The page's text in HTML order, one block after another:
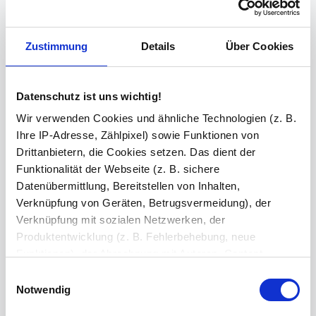
Zustimmung Details Über Cookies
Datenschutz ist uns wichtig!
Wir verwenden Cookies und ähnliche Technologien (z. B.
Ihre IP-Adresse, Zählpixel) sowie Funktionen von
Drittanbietern, die Cookies setzen. Das dient der
Funktionalität der Webseite (z. B. sichere
Datenübermittlung, Bereitstellen von Inhalten,
Verknüpfung von Geräten, Betrugsvermeidung), der
Verknüpfung mit sozialen Netzwerken, der
Produktentwicklung (z. B. Fehlerbehebung, neue
(z. B. Ladezeiten, personalisierte Inhalte,
Notwendig
Schminkspiegel
Bluetooth Lautsprecher